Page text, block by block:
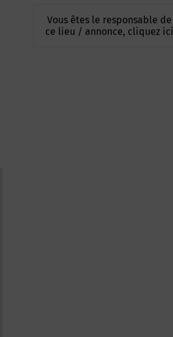
Vous êtes le responsable de
ce lieu / annonce, cliquez ici